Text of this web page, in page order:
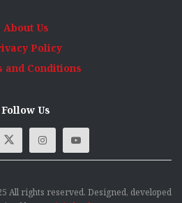
About Us
Policy
and Conditions
Follow Us
All rights reserved. Designed, developed